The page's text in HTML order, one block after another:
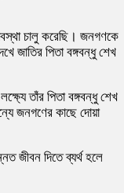
চালু করেছি। জনগণকে
জাতির পিতা বঙ্গবন্ধু শেখ
তাঁর পিতা বঙ্গবন্ধু শেখ
জনগণের কাছে দোয়া
জীবন দিতে ব্যর্থ হলে